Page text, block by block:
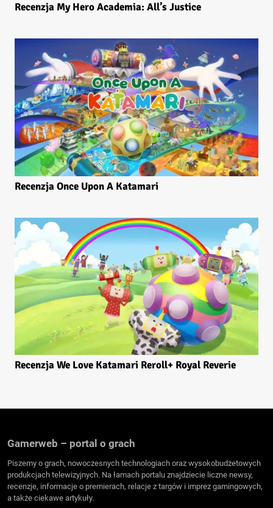
Recenzja My Hero Academia: All’s Justice
Recenzja Once Upon A Katamari
Recenzja We Love Katamari Reroll+ Royal Reverie
Gamerweb – portal o grach
Piszemy o grach, nowoczesnych technologiach oraz wysokobudżetowych
produkcjach telewizyjnych. Na łamach portalu znajdziecie liczne newsy,
recenzje, informacje o premierach, relacje z targów i imprez gamingowych,
a także ciekawe artykuły.